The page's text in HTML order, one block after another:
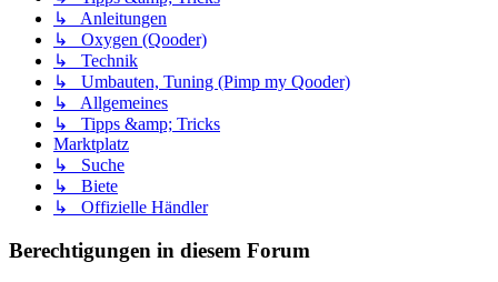
↳ Anleitungen
↳ Oxygen (Qooder)
↳ Technik
↳ Umbauten, Tuning (Pimp my Qooder)
↳ Allgemeines
↳ Tipps &amp; Tricks
Marktplatz
↳ Suche
↳ Biete
↳ Offizielle Händler
Berechtigungen in diesem Forum